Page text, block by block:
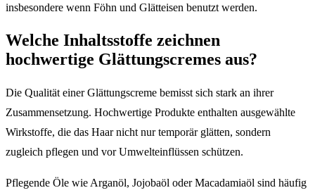
insbesondere wenn Föhn und Glätteisen benutzt werden.
Welche Inhaltsstoffe zeichnen
hochwertige Glättungscremes aus?
Die Qualität einer Glättungscreme bemisst sich stark an ihrer
Zusammensetzung. Hochwertige Produkte enthalten ausgewählte
Wirkstoffe, die das Haar nicht nur temporär glätten, sondern
zugleich pflegen und vor Umwelteinflüssen schützen.
Pflegende Öle wie Arganöl, Jojobaöl oder Macadamiaöl sind häufig